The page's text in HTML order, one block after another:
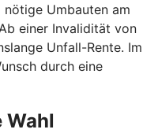
Umbauten am
einer Invalidität von
Unfall-Rente. Im
durch eine
Wahl